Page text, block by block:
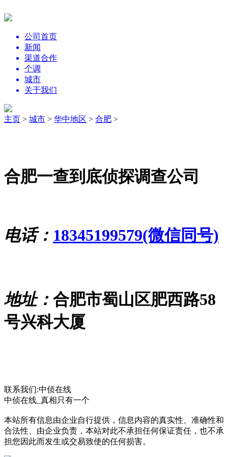
公司首页
新闻
渠道合作
个调
城市
关于我们
主页 > 城市 > 华中地区 > 合肥 >
合肥一查到底侦探调查公司
电话： 18345199579(微信同号)
地址： 合肥市蜀山区肥西路58
号兴科大厦
联系我们:中侦在线
中侦在线_真相只有一个
本站所有信息由企业自行提供，信息内容的真实性、准确性和
合法性、由企业负责，本站对此不承担任何保证责任，也不承
担您因此而发生或交易致使的任何损害。